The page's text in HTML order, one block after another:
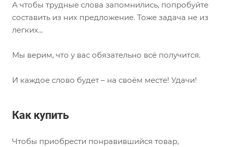
А чтобы трудные слова запомнились, попробуйте
составить из них предложение. Тоже задача не из
легких…
Мы верим, что у вас обязательно всё получится.
И каждое слово будет – на своём месте! Удачи!
Как купить
Чтобы приобрести понравившийся товар,